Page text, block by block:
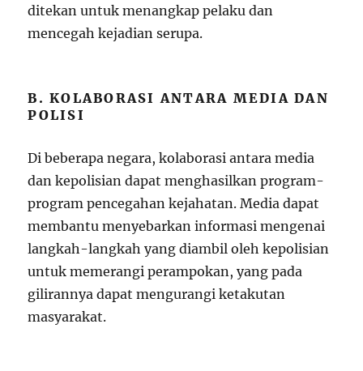
ditekan untuk menangkap pelaku dan
mencegah kejadian serupa.
B. KOLABORASI ANTARA MEDIA DAN
POLISI
Di beberapa negara, kolaborasi antara media
dan kepolisian dapat menghasilkan program-
program pencegahan kejahatan. Media dapat
membantu menyebarkan informasi mengenai
langkah-langkah yang diambil oleh kepolisian
untuk memerangi perampokan, yang pada
gilirannya dapat mengurangi ketakutan
masyarakat.